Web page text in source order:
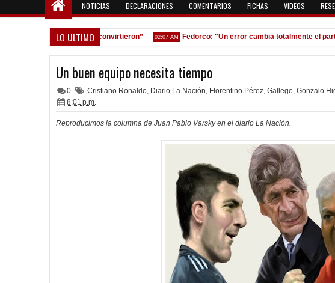
NOTICIAS DECLARACIONES COMENTARIOS FICHAS VIDEOS
LO ULTIMO
equivocamos y ellos convirtieron” 02:07 AM Fedorco: "Un error cambia totalmente el partido"
Un buen equipo necesita tiempo
0 Cristiano Ronaldo, Diario La Nación, Florentino Pérez, Gallego, Gonzalo
8:01 p.m.
Reproducimos la columna de Juan Pablo Varsky en el diario La Nación.